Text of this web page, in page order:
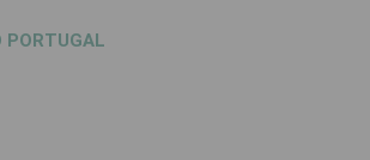
PORTUGAL